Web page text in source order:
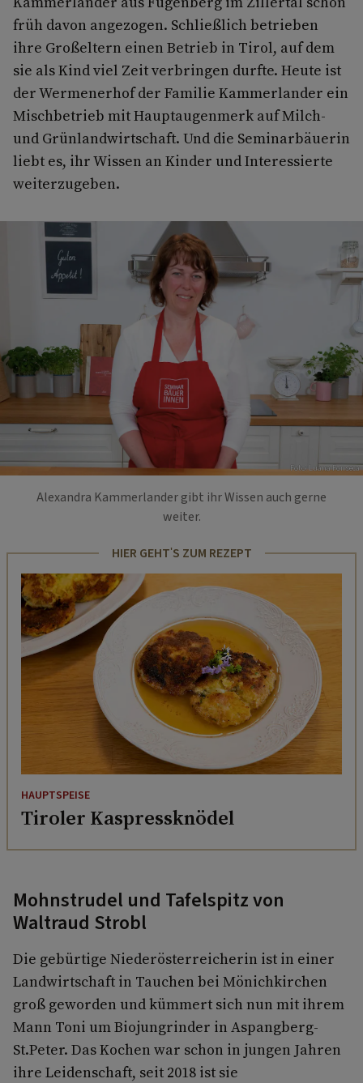
früh davon angezogen. Schließlich betrieben
ihre Großeltern einen Betrieb in Tirol, auf dem
sie als Kind viel Zeit verbringen durfte. Heute ist
der Wermenerhof der Familie Kammerlander ein
Mischbetrieb mit Hauptaugenmerk auf Milch-
und Grünlandwirtschaft. Und die Seminarbäuerin
liebt es, ihr Wissen an Kinder und Interessierte
weiterzugeben.
Foto: Luana Fonseca
Alexandra Kammerlander gibt ihr Wissen auch gerne
weiter.
HIER GEHT'S ZUM REZEPT
HAUPTSPEISE
Tiroler Kaspressknödel
Mohnstrudel und Tafelspitz von
Waltraud Strobl
Die gebürtige Niederösterreicherin ist in einer
Landwirtschaft in Tauchen bei Mönichkirchen
groß geworden und kümmert sich nun mit ihrem
Mann Toni um Biojungrinder in Aspangberg-
St.Peter. Das Kochen war schon in jungen Jahren
ihre Leidenschaft, seit 2018 ist sie